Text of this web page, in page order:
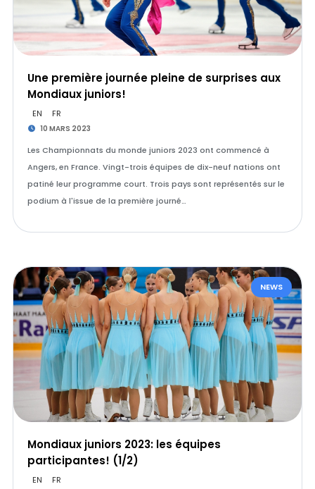
Une première journée pleine de surprises aux
Mondiaux juniors!
EN FR
10 MARS 2023
Les Championnats du monde juniors 2023 ont commencé à
Angers, en France. Vingt-trois équipes de dix-neuf nations ont
patiné leur programme court. Trois pays sont représentés sur le
podium à l'issue de la première journé…
NEWS
Mondiaux juniors 2023: les équipes
participantes! (1/2)
EN FR